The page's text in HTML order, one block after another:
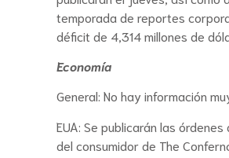
temporada de reportes
déficit de 4,314 millones de
Economía
General: No hay información
EUA: Se publicarán las
del consumidor de The